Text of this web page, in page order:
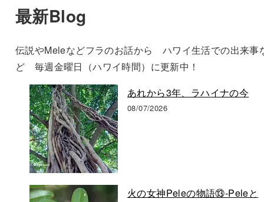
最新Blog
伝説やMeleなどフラのお話から ハワイ生活での出来事
ど 毎週金曜日（ハワイ時間）に更新中！
あれから3年、ラハイナの今
08/07/2026
火の女神Peleの物語⑬-Peleと